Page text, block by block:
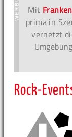
Mit
prima in
vernetzt
Rock-